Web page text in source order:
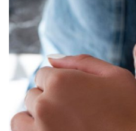
افزودن
به
علاقه
مندی
ها